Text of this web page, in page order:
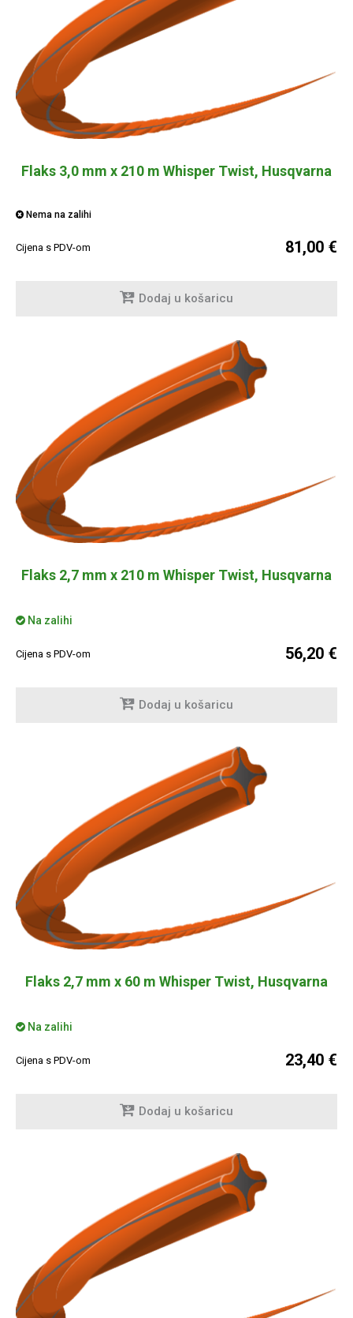
Flaks 3,0 mm x 210 m Whisper Twist, Husqvarna
Nema na zalihi
Cijena s PDV-om 81,00 €
Dodaj u košaricu
Flaks 2,7 mm x 210 m Whisper Twist, Husqvarna
Na zalihi
Cijena s PDV-om 56,20 €
Dodaj u košaricu
Flaks 2,7 mm x 60 m Whisper Twist, Husqvarna
Na zalihi
Cijena s PDV-om 23,40 €
Dodaj u košaricu